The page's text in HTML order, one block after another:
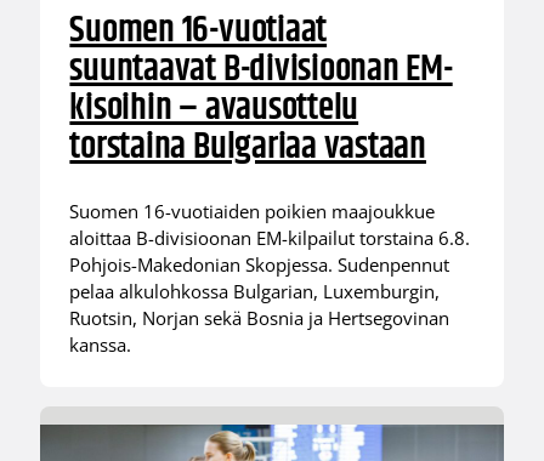
Suomen 16-vuotiaat
suuntaavat B-divisioonan EM-
kisoihin – avausottelu
torstaina Bulgariaa vastaan
Suomen 16-vuotiaiden poikien maajoukkue
aloittaa B-divisioonan EM-kilpailut torstaina 6.8.
Pohjois-Makedonian Skopjessa. Sudenpennut
pelaa alkulohkossa Bulgarian, Luxemburgin,
Ruotsin, Norjan sekä Bosnia ja Hertsegovinan
kanssa.